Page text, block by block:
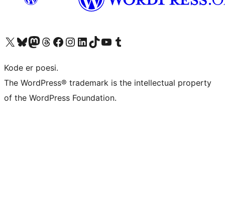
Besøg vores X (tidligere Twitter) konto
Besøg vores Bluesky-konto
Besøg vores Mastodon konto
Besøg vores Threads-konto
Besøg vores Facebook sideBesøg vores Instagram konto
Besøg vores LinkedIn konto
Besøg vores TikTok-konto
Besøg vores YouTube-kanalBesøg vores Tumblr-konto
Kode er poesi.
The WordPress® trademark is the intellectual property
of the WordPress Foundation.